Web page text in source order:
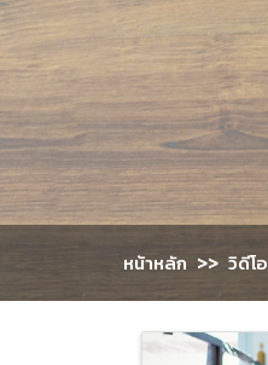
หน้าหลัก >> วิดีโอ